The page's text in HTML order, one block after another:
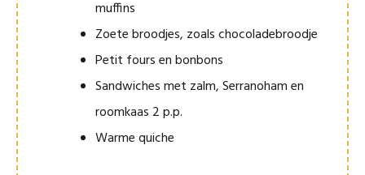
muffins
Zoete broodjes, zoals chocoladebroodje
Petit fours en bonbons
Sandwiches met zalm, Serranoham en
roomkaas 2 p.p.
Warme quiche